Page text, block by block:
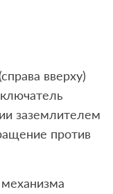
вверху)
заземлителем
против